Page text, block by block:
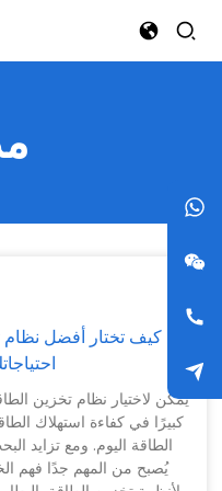
كيف تختار أفضل نظام
يُمكن لاختيار نظام تخزين
كبيرًا في كفاءة استهلاك
الطاقة اليوم. ومع تزايد
يُصبح من المهم جدًا فهم